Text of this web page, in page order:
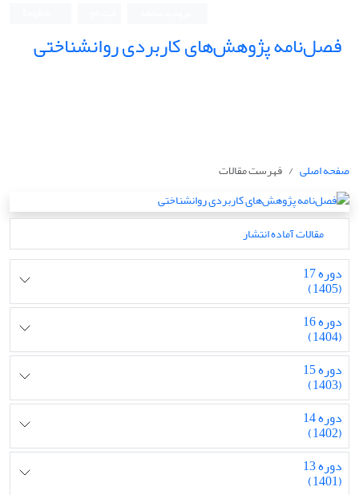
فصل‌نامه پژوهش‌های کاربردی روانشناختی
صفحه اصلی فهرست مقالات
مقالات آماده انتشار
دوره 17
(1405)
دوره 16
(1404)
دوره 15
(1403)
دوره 14
(1402)
دوره 13
(1401)